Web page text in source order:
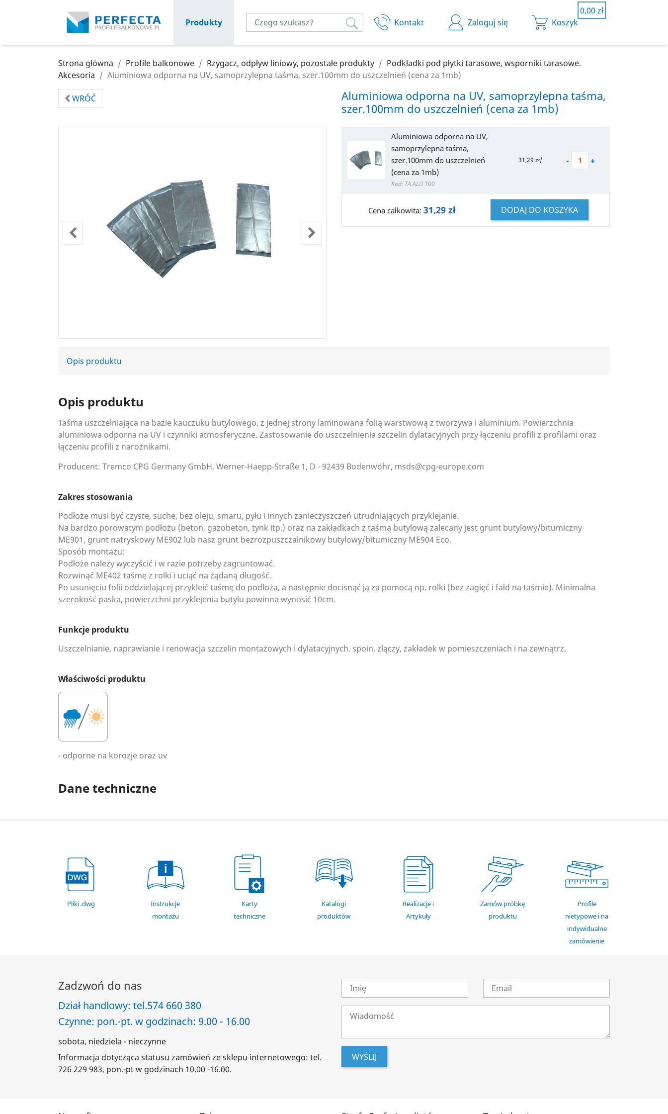
Produkty Kontakt Zaloguj się
0,00 zł
Koszyk
Koszyk
0,00 zł
Twój koszyk jest pusty.
Strona główna Profile balkonowe Rzygacz, odpływ liniowy, pozostałe produkty
Podkładki pod płytki tarasowe, wsporniki tarasowe.
Akcesoria
Aluminiowa odporna na UV, samoprzylepna taśma, szer.100mm do uszczelnień (cena za 1mb)
WRÓĆ
Aluminiowa odporna na UV, samoprzylepna taśma,
szer.100mm do uszczelnień (cena za 1mb)
Aluminiowa odporna na UV,
samoprzylepna taśma,
szer.100mm do uszczelnień
(cena za 1mb)
Kod: TA ALU 100
31,29 zł/ - +
Cena całkowita: 31,29 zł DODAJ DO KOSZYKA
Opis produktu
Opis produktu
Taśma uszczelniająca na bazie kauczuku butylowego, z jednej strony laminowana folią warstwową z tworzywa i aluminium. Powierzchnia
aluminiowa odporna na UV i czynniki atmosferyczne. Zastosowanie do uszczelnienia szczelin dylatacyjnych przy łączeniu profili z profilami oraz
łączeniu profili z narożnikami.
Producent: Tremco CPG Germany GmbH, Werner-Haepp-Straße 1, D - 92439 Bodenwöhr, msds@cpg-europe.com
Zakres stosowania
Podłoże musi być czyste, suche, bez oleju, smaru, pyłu i innych zanieczyszczeń utrudniających przyklejanie.
Na bardzo porowatym podłożu (beton, gazobeton, tynk itp.) oraz na zakładkach z taśmą butylową zalecany jest grunt butylowy/bitumiczny
ME901, grunt natryskowy ME902 lub nasz grunt bezrozpuszczalnikowy butylowy/bitumiczny ME904 Eco.
Sposób montażu:
Podłoże należy wyczyścić i w razie potrzeby zagruntować.
Rozwinąć ME402 taśmę z rolki i uciąć na żądaną długość.
Po usunięciu folii oddzielającej przykleić taśmę do podłoża, a następnie docisnąć ją za pomocą np. rolki (bez zagięć i fałd na taśmie). Minimalna
szerokość paska, powierzchni przyklejenia butylu powinna wynosić 10cm.
Funkcje produktu
Uszczelnianie, naprawianie i renowacja szczelin montażowych i dylatacyjnych, spoin, złączy, zakładek w pomieszczeniach i na zewnątrz.
Właściwości produktu
- odporne na korozje oraz uv
Dane techniczne
Pliki .dwg
Instrukcje
montażu
Karty
techniczne
Katalogi
produktów
Realizacje i
Artykuły
Zamów próbkę
produktu
Profile
nietypowe i na
indywidualne
zamówienie
Zadzwoń do nas
Dział handlowy: tel.574 660 380
Czynne: pon.-pt. w godzinach: 9.00 - 16.00
sobota, niedziela - nieczynne
Informacja dotycząca statusu zamówień ze sklepu internetowego: tel.
726 229 983, pon.-pt w godzinach 10.00 -16.00.
WYŚLIJ